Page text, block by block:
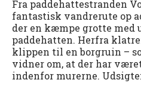
Fra paddehattestranden
fantastisk vandrerute op
der en kæmpe grotte med
paddehatten. Herfra
klippen til en borgruin –
vidner om, at der har
indenfor murerne.